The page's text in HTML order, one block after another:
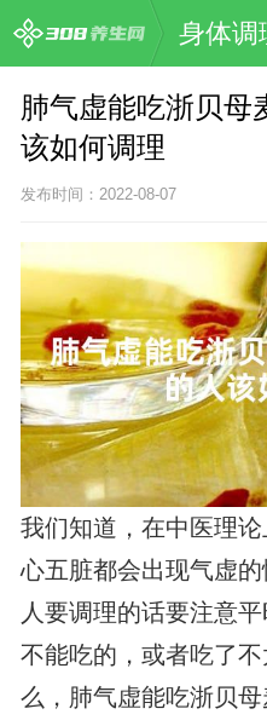
身体调
肺气虚能吃浙贝母
该如何调理
发布时间：2022-08-07
我们知道，在中医理论
心五脏都会出现气虚
人要调理的话要注意
不能吃的，或者吃了
么，肺气虚能吃浙贝母